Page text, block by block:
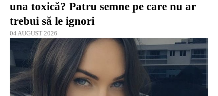
una toxică? Patru semne pe care nu ar
trebui să le ignori
04 AUGUST 2026